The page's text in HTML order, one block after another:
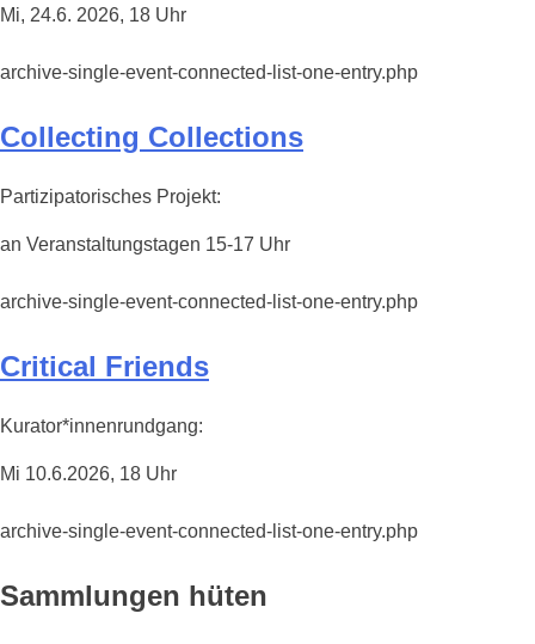
Mi, 24.6. 2026, 18 Uhr
archive-single-event-connected-list-one-entry.php
Collecting Collections
Partizipatorisches Projekt:
an Veranstaltungstagen 15-17 Uhr
archive-single-event-connected-list-one-entry.php
Critical Friends
Kurator*innenrundgang:
Mi 10.6.2026, 18 Uhr
archive-single-event-connected-list-one-entry.php
Sammlungen hüten